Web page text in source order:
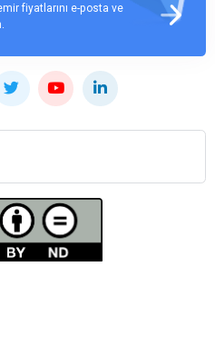
fiyatlarını e-posta ve